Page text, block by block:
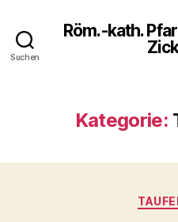
Suchen
Röm.-kath.
Kategorie: